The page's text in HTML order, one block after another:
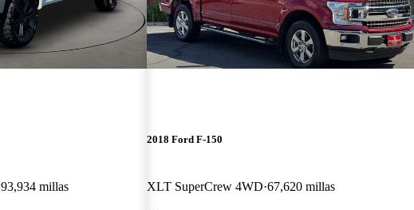
93,934 millas
2018 Ford F-150
XLT SuperCrew 4WD 67,620 millas